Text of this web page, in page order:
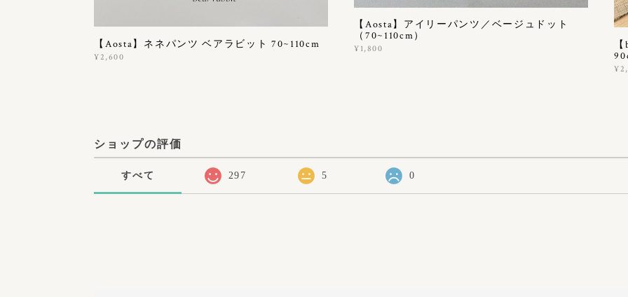
【Aosta】ネネパンツ ベアラビット 70~110cm
¥2,600
【Aosta】アイリーパンツ／ベージュドット
（70~110cm）
¥1,800
ショップの評価
すべて 297 5 0